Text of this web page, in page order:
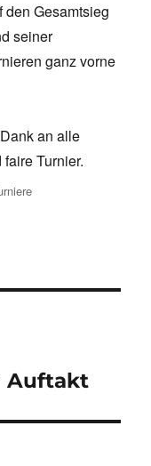
den Gesamtsieg
seiner
ganz vorne
an alle
Turnier.
Auftakt